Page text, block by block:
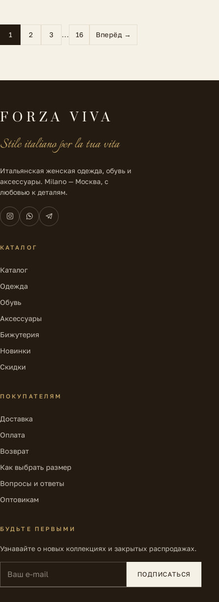
1 2 3 … 16 Вперёд →
FORZA VIVA
Stile italiano per la tua vita
Итальянская женская одежда, обувь и
аксессуары. Milano — Москва, с
любовью к деталям.
КАТАЛОГ
Каталог
Одежда
Обувь
Аксессуары
Бижутерия
Новинки
Скидки
ПОКУПАТЕЛЯМ
Доставка
Оплата
Возврат
Как выбрать размер
Вопросы и ответы
Оптовикам
БУДЬТЕ ПЕРВЫМИ
Узнавайте о новых коллекциях и закрытых распродажах.
ПОДПИСАТЬСЯ